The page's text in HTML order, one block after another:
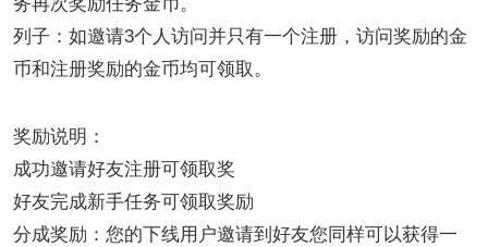
列子：如邀请3个人访问并只有一个注册，访问奖励的金
币和注册奖励的金币均可领取。
奖励说明：
成功邀请好友注册可领取奖
好友完成新手任务可领取奖励
分成奖励：您的下线用户邀请到好友您同样可以获得一